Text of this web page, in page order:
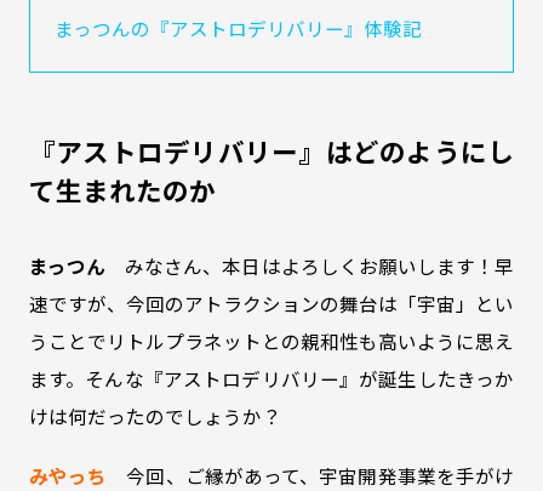
まっつんの『アストロデリバリー』体験記
『アストロデリバリー』はどのようにし
て生まれたのか
まっつん みなさん、本日はよろしくお願いします！早
速ですが、今回のアトラクションの舞台は「宇宙」とい
うことでリトルプラネットとの親和性も高いように思え
ます。そんな『アストロデリバリー』が誕生したきっか
けは何だったのでしょうか？
みやっち
今回、ご縁があって、宇宙開発事業を手がけ